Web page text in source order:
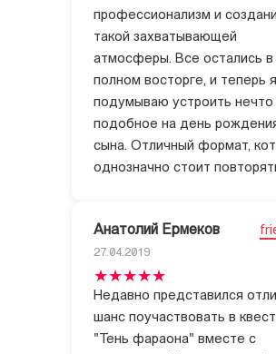
профессионализм и
такой захватывающей
атмосферы. Все остались в
полном восторге, и теперь
подумываю устроить нечто
подобное на день
сына. Отличный формат,
однозначно стоит
Анатолий Ермеков
27.04.2019
Недавно представился
шанс поучаствовать в
"Тень фараона" вместе с